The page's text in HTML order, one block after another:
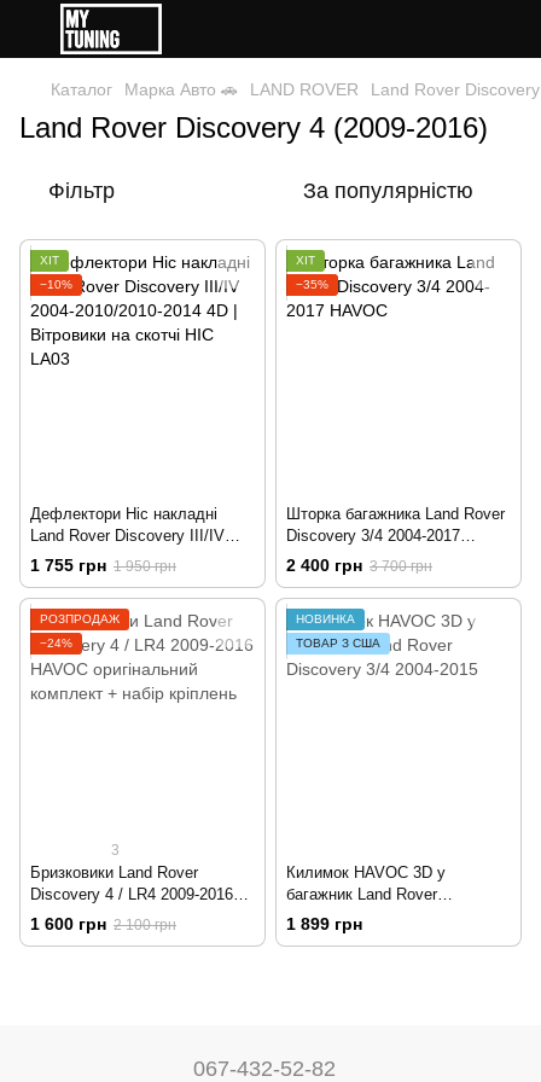
Каталог Марка Авто 🚗 LAND ROVER Land Rover
Land Rover Discovery 4 (2009-2016)
Фільтр За популярністю
ХІТ
−10%
Дефлектори Hic накладні
Land Rover Discovery III/IV
2004-2010/2010-2014 4D |
Вітровики на скотчі HIC LA03
1 755 грн 1 950 грн
ХІТ
−35%
Шторка багажника Land Rover
Discovery 3/4 2004-2017
HAVOC
2 400 грн 3 700 грн
РОЗПРОДАЖ
−24%
3
Бризковики Land Rover
Discovery 4 / LR4 2009-2016
HAVOC оригінальний
комплект + набір кріплень
1 600 грн 2 100 грн
НОВИНКА
ТОВАР З США
Килимок HAVOC 3D у
багажник Land Rover
Discovery 3/4 2004-2015
1 899 грн
067-432-52-82